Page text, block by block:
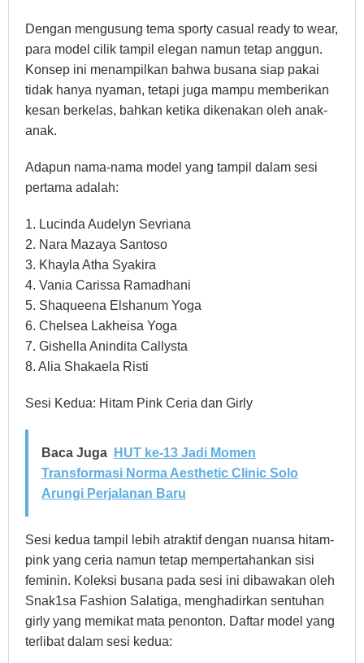
Dengan mengusung tema sporty casual ready to wear,
para model cilik tampil elegan namun tetap anggun.
Konsep ini menampilkan bahwa busana siap pakai
tidak hanya nyaman, tetapi juga mampu memberikan
kesan berkelas, bahkan ketika dikenakan oleh anak-
anak.
Adapun nama-nama model yang tampil dalam sesi
pertama adalah:
1. Lucinda Audelyn Sevriana
2. Nara Mazaya Santoso
3. Khayla Atha Syakira
4. Vania Carissa Ramadhani
5. Shaqueena Elshanum Yoga
6. Chelsea Lakheisa Yoga
7. Gishella Anindita Callysta
8. Alia Shakaela Risti
Sesi Kedua: Hitam Pink Ceria dan Girly
Baca Juga
HUT ke-13 Jadi Momen
Transformasi Norma Aesthetic Clinic Solo
Arungi Perjalanan Baru
Sesi kedua tampil lebih atraktif dengan nuansa hitam-
pink yang ceria namun tetap mempertahankan sisi
feminin. Koleksi busana pada sesi ini dibawakan oleh
Snak1sa Fashion Salatiga, menghadirkan sentuhan
girly yang memikat mata penonton. Daftar model yang
terlibat dalam sesi kedua: